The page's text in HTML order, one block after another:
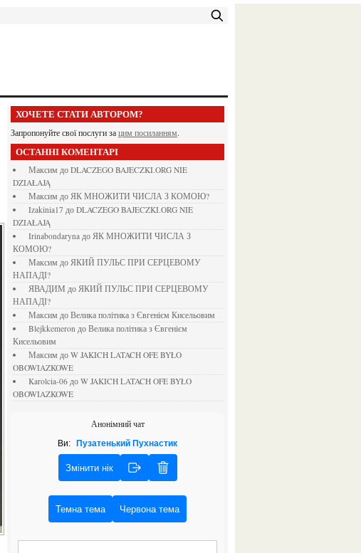
ХОЧЕТЕ СТАТИ АВТОРОМ?
Запропонуйте свої послуги за цим посиланням.
ОСТАННІ КОМЕНТАРІ
Максим до DLACZEGO BAJECZKI.ORG NIE
DZIAŁAJĄ
Максим до ЯК МНОЖИТИ ЧИСЛА З КОМОЮ?
izakinia17 до DLACZEGO BAJECZKI.ORG NIE
DZIAŁAJĄ
irinabondarynaдо ЯК МНОЖИТИ ЧИСЛА З
КОМОЮ?
Максим до ЯКИЙ ПУЛЬС ПРИ СЕРЦЕВОМУ
НАПАДІ?
ЯВАДИМ до ЯКИЙ ПУЛЬС ПРИ СЕРЦЕВОМУ
НАПАДІ?
Максим до Велика політика з Євгенієм Кисельовим
blejkkemeronдо Велика політика з Євгенієм
Кисельовим
Максим до W JAKICH LATACH OFE BYŁO
OBOWIAZKOWE
karolcia-06до W JAKICH LATACH OFE BYŁO
OBOWIAZKOWE
Анонімний чат
Ви: Пузатенький Пухнастик
Змінити нік
Темна тема Червона тема